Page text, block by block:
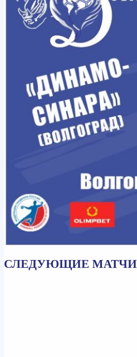
СЛЕДУЮЩИЕ МАТЧИ